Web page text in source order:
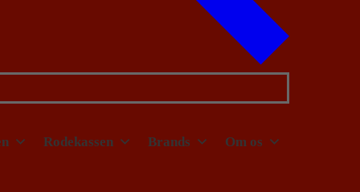
Rodekassen Brands Om os